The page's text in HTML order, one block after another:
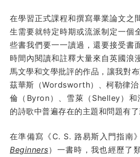
在學習正式課程和撰寫畢業論文之
生需要就特定時期或流派制定一個
些書我們要一一讀過，還要接受書
時間內閱讀和註釋大量來自英國浪
馬文學和文學批評的作品，讓我對
茲華斯（Wordsworth）、柯勒律
倫（Byron）、雪萊（Shelley）和
的詩歌中普遍存在的主題和問題有了
在準備寫《C. S. 路易斯入門指南
Beginners）一書時，我也經歷了